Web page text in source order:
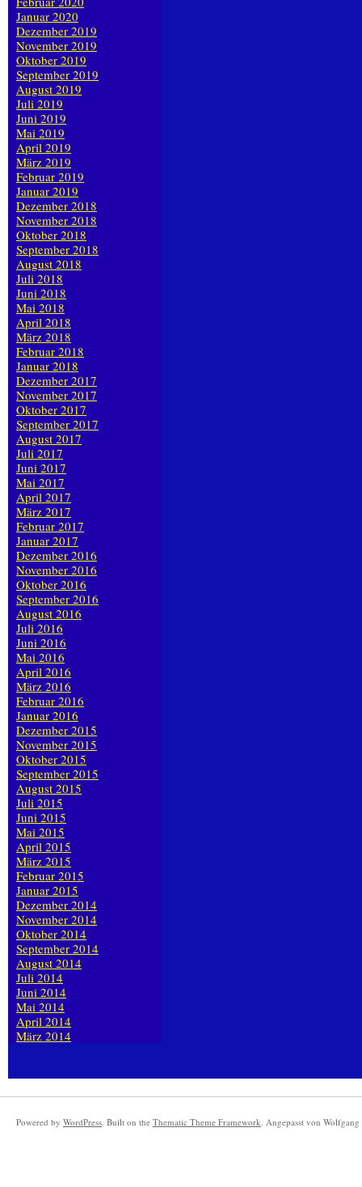
Januar 2020
Dezember 2019
November 2019
Oktober 2019
September 2019
August 2019
Juli 2019
Juni 2019
Mai 2019
April 2019
März 2019
Februar 2019
Januar 2019
Dezember 2018
November 2018
Oktober 2018
September 2018
August 2018
Juli 2018
Juni 2018
Mai 2018
April 2018
März 2018
Februar 2018
Januar 2018
Dezember 2017
November 2017
Oktober 2017
September 2017
August 2017
Juli 2017
Juni 2017
Mai 2017
April 2017
März 2017
Februar 2017
Januar 2017
Dezember 2016
November 2016
Oktober 2016
September 2016
August 2016
Juli 2016
Juni 2016
Mai 2016
April 2016
März 2016
Februar 2016
Januar 2016
Dezember 2015
November 2015
Oktober 2015
September 2015
August 2015
Juli 2015
Juni 2015
Mai 2015
April 2015
März 2015
Februar 2015
Januar 2015
Dezember 2014
November 2014
Oktober 2014
September 2014
August 2014
Juli 2014
Juni 2014
Mai 2014
April 2014
März 2014
Powered by WordPress. Built on the Thematic Theme Framework. Angepasst von